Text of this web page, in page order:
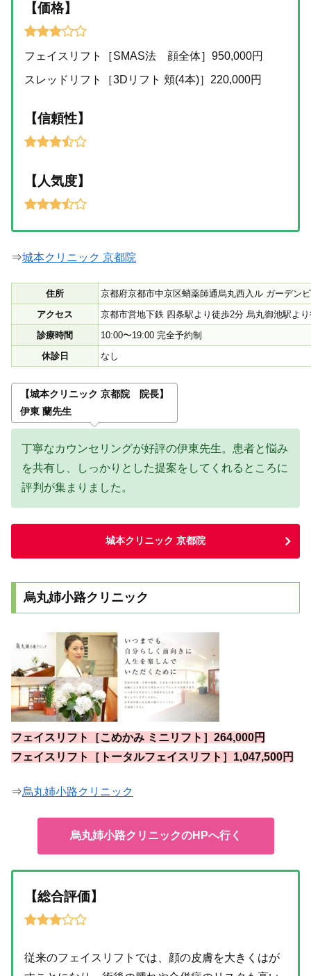
【価格】
フェイスリフト［SMAS法 顔全体］950,000円
スレッドリフト［3Dリフト 頬(4本)］220,000円
【信頼性】
【人気度】
⇒城本クリニック 京都院
住所
京都府京都市中京区蛸薬師通烏丸西入ル ガーデン
アクセス
京都市営地下鉄 四条駅より徒歩2分 烏丸御池駅
診療時間
10:00〜19:00 完全予約制
休診日
なし
【城本クリニック 京都院 院長】
伊東 蘭先生
丁寧なカウンセリングが好評の伊東先生。患者と悩み
を共有し、しっかりとした提案をしてくれるところに
評判が集まりました。
城本クリニック 京都院
烏丸姉小路クリニック
フェイスリフト［こめかみ ミニリフト］264,000円
フェイスリフト［トータルフェイスリフト］1,047,500円
⇒烏丸姉小路クリニック
烏丸姉小路クリニックのHPへ行く
【総合評価】
従来のフェイスリフトでは、顔の皮膚を大きくはが